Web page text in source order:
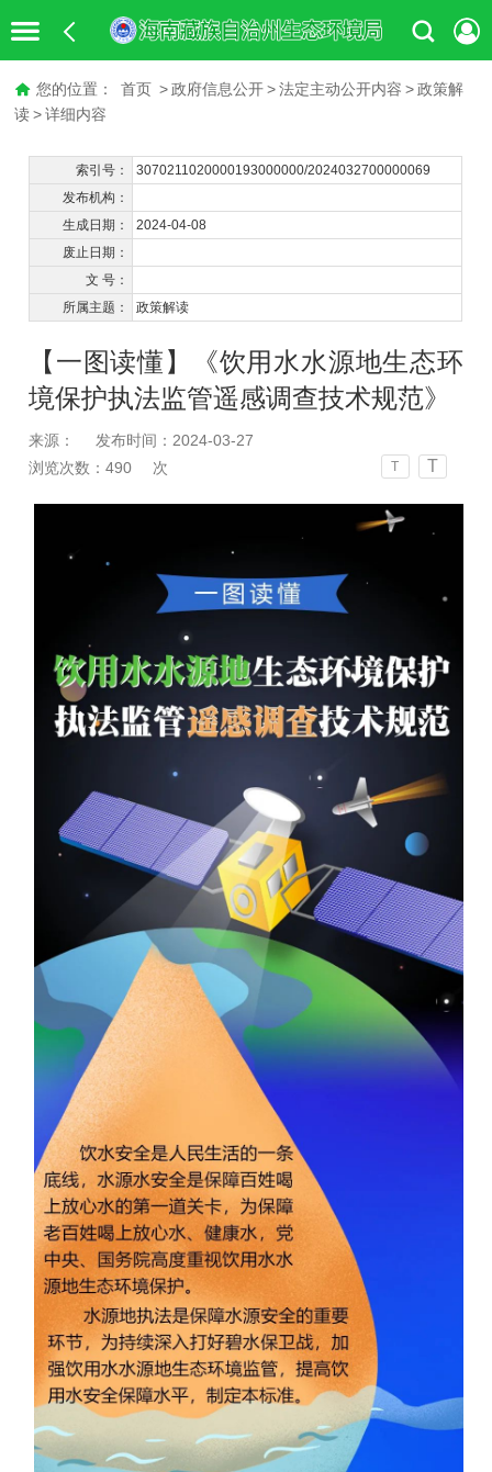
您的位置： 首页 > 政府信息公开 > 法定主动公开内容 > 政策解
读 > 详细内容
索引号：
3070211020000193000000/2024032700000069
发布机构：
生成日期：
2024-04-08
废止日期：
文 号：
所属主题：
政策解读
【一图读懂】《饮用水水源地生态环
境保护执法监管遥感调查技术规范》
来源：
发布时间：2024-03-27
浏览次数：490 次 T T